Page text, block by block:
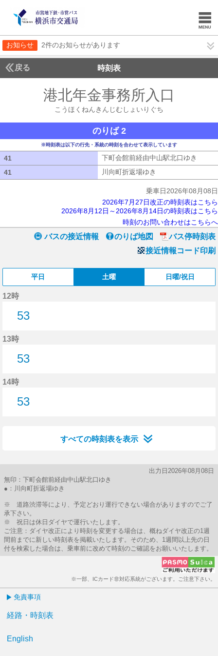
お知らせ 2件のお知らせがあります
戻る 時刻表
港北年金事務所入口
こうほくねんきんじむしょいりぐち
のりば 2
※時刻表は以下の行先・系統の時刻を合わせて表示しています
41 下町会館前経由中山駅北口ゆき
41
川向町折返場ゆき
乗車日2026年08月08日
2026年7月27日改正の時刻表はこちら
2026年8月12日～2026年8月14日の時刻表はこちら
時刻のお問い合わせはこちらへ
バスの接近情報 のりば地図
バス停時刻表
接近情報コード印刷
平日 土曜 日曜/祝日
12時
53
13時
53
14時
53
すべての時刻表を表示
出力日2026年08月08日
無印：下町会館前経由中山駅北口ゆき
●：川向町折返場ゆき
※ 道路渋滞等により、予定どおり運行できない場合がありますのでご了
承下さい。
※ 祝日は休日ダイヤで運行いたします。
ご注意：ダイヤ改正により時刻を変更する場合は、概ねダイヤ改正の1週
間前までに新しい時刻表を掲載いたします。そのため、1週間以上先の日
付を検索した場合は、乗車前に改めて時刻のご確認をお願いいたします。
※一部、ICカード非対応系統がございます。ご注意下さい。
免責事項
経路・時刻表
English